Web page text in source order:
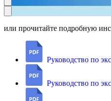
или прочитайте подробную
Руководство по
Руководство по